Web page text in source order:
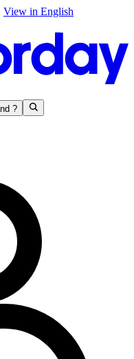
View in English
?